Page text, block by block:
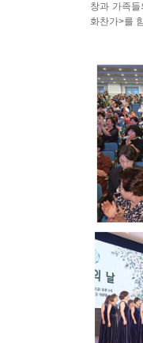
창과 가족
화찬가>를